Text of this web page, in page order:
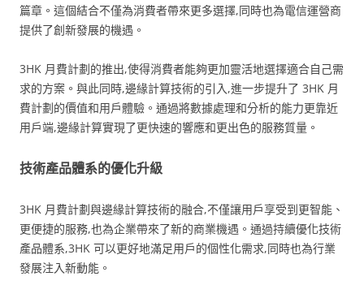
篇章。這個結合不僅為消費者帶來更多選擇,同時也為電信運營商
提供了創新發展的機遇。
3HK 月費計劃的推出,使得消費者能夠更加靈活地選擇適合自己需
求的方案。與此同時,邊緣計算技術的引入,進一步提升了 3HK 月
費計劃的價值和用戶體驗。通過將數據處理和分析的能力更靠近
用戶端,邊緣計算實現了更快速的響應和更出色的服務質量。
技術產品體系的優化升級
3HK 月費計劃與邊緣計算技術的融合,不僅讓用戶享受到更智能、
更便捷的服務,也為企業帶來了新的商業機遇。通過持續優化技術
產品體系,3HK 可以更好地滿足用戶的個性化需求,同時也為行業
發展注入新動能。